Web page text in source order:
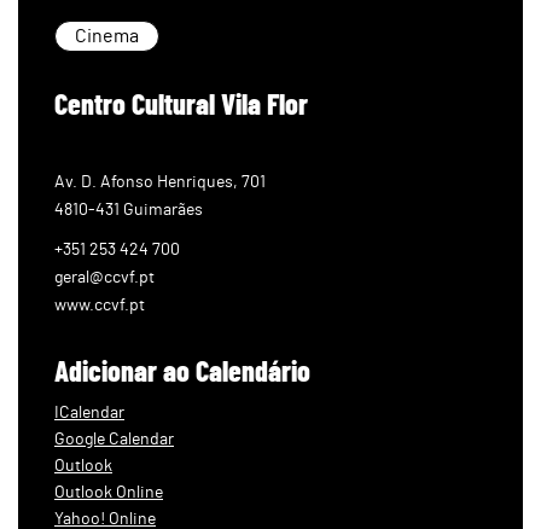
Cinema
Centro Cultural Vila Flor
Av. D. Afonso Henriques, 701
4810-431 Guimarães
+351 253 424 700
geral@ccvf.pt
www.ccvf.pt
Adicionar ao Calendário
ICalendar
Google Calendar
Outlook
Outlook Online
Yahoo! Online